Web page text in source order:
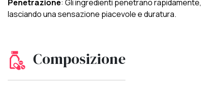
Penetrazione: Gli ingredienti penetrano rapidamente,
lasciando una sensazione piacevole e duratura.
Composizione